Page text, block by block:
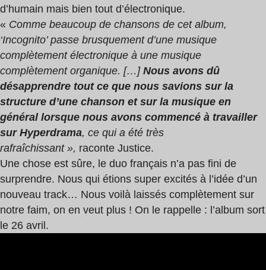
d’humain mais bien tout d’électronique.
« Comme beaucoup de chansons de cet album,
‘Incognito’ passe brusquement d’une musique
complètement électronique à une musique
complètement organique. […] Nous avons dû
désapprendre tout ce que nous savions sur la
structure d’une chanson et sur la musique en
général lorsque nous avons commencé à travailler
sur Hyperdrama, ce qui a été très
rafraîchissant », raconte Justice.
Une chose est sûre, le duo français n’a pas fini de
surprendre. Nous qui étions super excités à l’idée d’un
nouveau track… Nous voilà laissés complètement sur
notre faim, on en veut plus ! On le rappelle : l’album sort
le 26 avril.